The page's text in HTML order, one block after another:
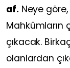
af. Neye
Mahkûmların
çıkacak.
olanlardan